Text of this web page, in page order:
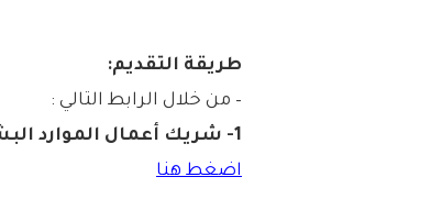
طريقة التقديم:
– من خلال الرابط التالي :
1- شريك أعمال الموارد البشرية والتدريب (القصيم):
اضغط هنا